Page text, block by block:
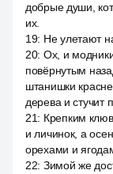
добрые души,
их.
19: Не улетают
20: Ох, и
повёрнутым
штанишки
дерева и стучит
21: Крепким
и личинок, а
орехами и
22: Зимой же